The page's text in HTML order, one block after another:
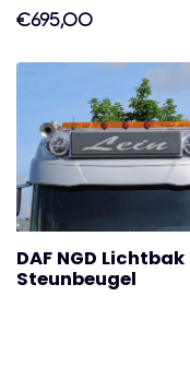
€695,00
DAF NGD Lichtbak
Steunbeugel